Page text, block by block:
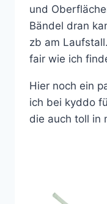
und
Bändel dran
zb am Laufstall.
fair wie ich
Hier noch ein
ich bei kyddo
die auch toll in